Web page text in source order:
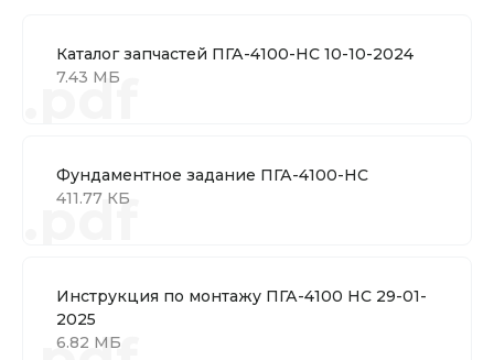
Каталог запчастей ПГА-4100-НС 10-10-2024
7.43 МБ
.pdf
Фундаментное задание ПГА-4100-НС
411.77 КБ
.pdf
Инструкция по монтажу ПГА-4100 НС 29-01-
2025
6.82 МБ